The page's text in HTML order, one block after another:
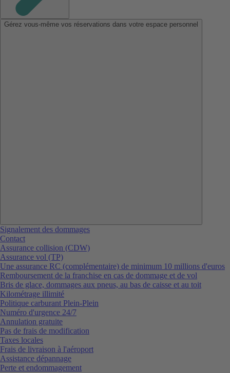
Gérez vous-même vos réservations dans votre espace personnel
Signalement des dommages
Contact
Assurance collision (CDW)
Assurance vol (TP)
Une assurance RC (complémentaire) de minimum 10 millions d'euros
Remboursement de la franchise en cas de dommage et de vol
Bris de glace, dommages aux pneus, au bas de caisse et au toit
Kilométrage illimité
Politique carburant Plein-Plein
Numéro d'urgence 24/7
Annulation gratuite
Pas de frais de modification
Taxes locales
Frais de livraison à l'aéroport
Assistance dépannage
Perte et endommagement